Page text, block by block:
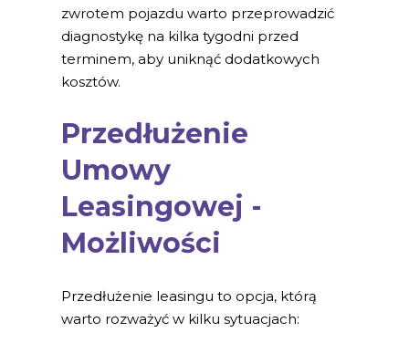
zwrotem pojazdu warto przeprowadzić
diagnostykę na kilka tygodni przed
terminem, aby uniknąć dodatkowych
kosztów.
Przedłużenie
Umowy
Leasingowej -
Możliwości
Przedłużenie leasingu to opcja, którą
warto rozważyć w kilku sytuacjach: